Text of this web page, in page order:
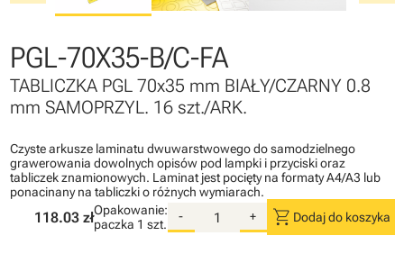
PGL-70X35-B/C-FA
TABLICZKA PGL 70x35 mm BIAŁY/CZARNY 0.8
mm SAMOPRZYL. 16 szt./ARK.
Czyste arkusze laminatu dwuwarstwowego do samodzielnego
grawerowania dowolnych opisów pod lampki i przyciski oraz
tabliczek znamionowych. Laminat jest pocięty na formaty A4/A3 lub
ponacinany na tabliczki o różnych wymiarach.
118.03 złOpakowanie:
paczka 1 szt.
- + shopping_cart Dodaj do koszyka